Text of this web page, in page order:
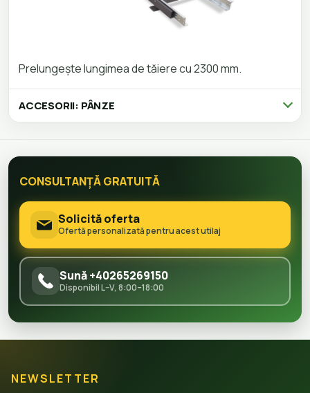
Prelungește lungimea de tăiere cu 2300 mm.
ACCESORII: PÂNZE
CONSULTANȚĂ GRATUITĂ
Solicită oferta
Ofertă personalizată pentru acest utilaj
Sună +40265269150
Disponibil L–V, 8:00–18:00
NEWSLETTER